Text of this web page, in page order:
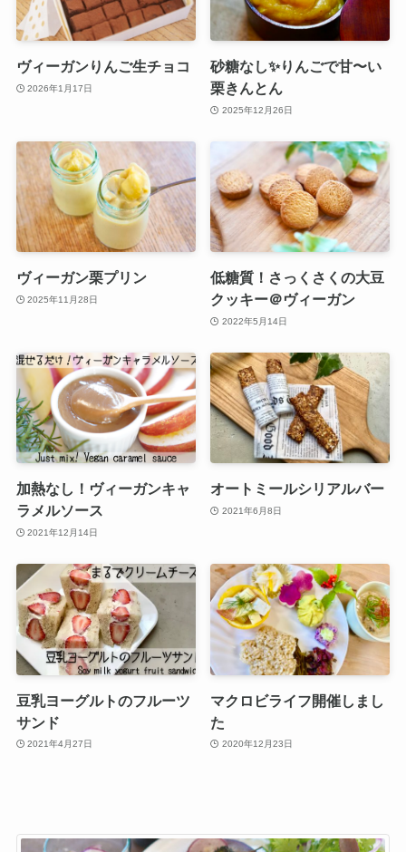
ヴィーガンりんご生チョコ
2026年1月17日
砂糖なし✨りんごで甘〜い
栗きんとん
2025年12月26日
ヴィーガン栗プリン
2025年11月28日
低糖質！さっくさくの大豆
クッキー＠ヴィーガン
2022年5月14日
加熱なし！ヴィーガンキャ
ラメルソース
2021年12月14日
オートミールシリアルバー
2021年6月8日
豆乳ヨーグルトのフルーツ
サンド
2021年4月27日
マクロビライフ開催しまし
た
2020年12月23日